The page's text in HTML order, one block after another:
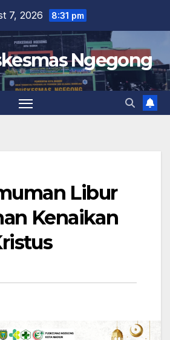
7, 2026 8:31 pm
Ngegong
Libur
Kenaikan